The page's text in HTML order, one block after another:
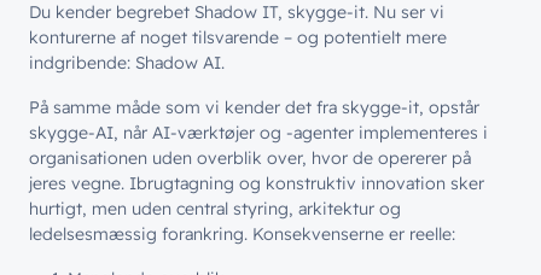
Du kender begrebet Shadow IT, skygge-it. Nu ser vi
konturerne af noget tilsvarende – og potentielt mere
indgribende: Shadow AI.
På samme måde som vi kender det fra skygge-it, opstår
skygge-AI, når AI-værktøjer og -agenter implementeres i
organisationen uden overblik over, hvor de opererer på
jeres vegne. Ibrugtagning og konstruktiv innovation sker
hurtigt, men uden central styring, arkitektur og
ledelsesmæssig forankring. Konsekvenserne er reelle: